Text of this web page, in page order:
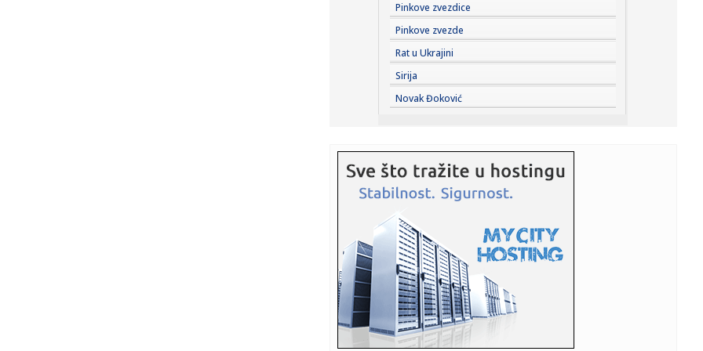
23:22:KAKVA PORUKA PRED NASTAVAK SEZONE: Srbija nadigrala
Rusiju posle ...
23:21:Nestao nakit vrijedan 10.000 evra: Snimak otkrio krajnje
neobičn...
23:21:Krvoproliće u Gracu: Turčin izbo muškarca iz BiH i još
dvojic...
23:21: Pucano na vilu bogatog srpskog trgovca nekretninama u
Minhenu
23:21:
može biti o...
23:21:Teška saobraćajka u Prijedoru: Povrijeđen vozač motora
23:21:U Zvorniku nastupali guslari iz Srbije, Crne Gore i
Republike Srp...
23:21:Burna noć u Vitezu i Novom Travniku: Eksplozivna naprava
Pinkove zvezdice
Pinkove zvezde
Rat u Ukrajini
Sirija
Novak Đoković